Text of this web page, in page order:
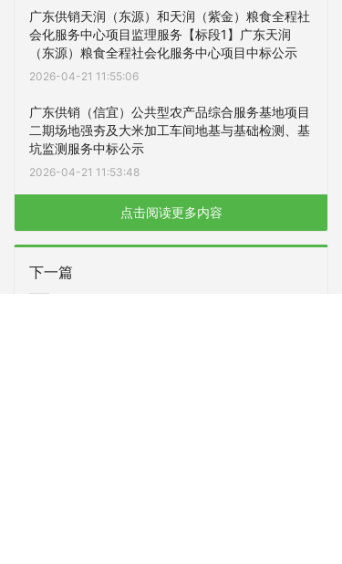
广东供销天润（东源）和天润（紫金）粮食全程社
会化服务中心项目监理服务【标段1】广东天润
（东源）粮食全程社会化服务中心项目中标公示
2026-04-21 11:55:06
广东供销（信宜）公共型农产品综合服务基地项目
二期场地强夯及大米加工车间地基与基础检测、基
坑监测服务中标公示
2026-04-21 11:53:48
点击阅读更多内容
下一篇